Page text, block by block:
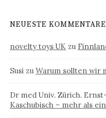
NEUESTE KOMMENTARE
novelty toys UK zu
Susi zu Warum sollten wir
Dr med Univ. Zürich.
Kaschubisch – mehr als